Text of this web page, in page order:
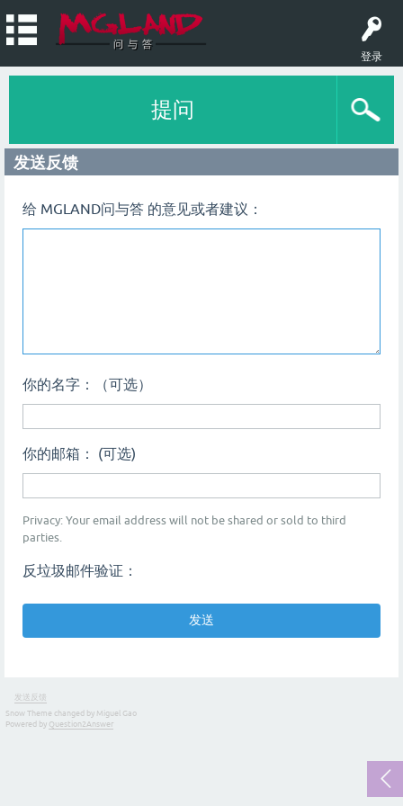
登录
提问
发送反馈
给 MGLAND问与答 的意见或者建议：
你的名字：（可选）
你的邮箱： (可选)
Privacy: Your email address will not be shared or sold to third
parties.
反垃圾邮件验证：
发送反馈
Snow Theme changed by Miguel Gao
Powered by Question2Answer